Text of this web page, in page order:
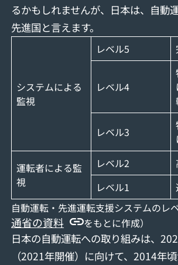
るかもしれませんが、日本は、自動
先進国と言えます。
システムによる
監視
レベル5
レベル4
レベル3
運転者による監
視
レベル2
レベル1
自動運転・先進運転支援システムのレ
通省の資料
をもとに作成）
日本の自動運転への取り組みは、
（2021年開催）に向けて、2014年